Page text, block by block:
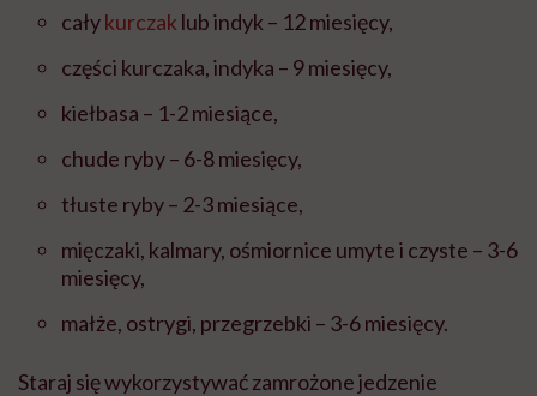
całykurczak lub indyk – 12 miesięcy,
części kurczaka, indyka – 9 miesięcy,
kiełbasa – 1-2 miesiące,
chude ryby – 6-8 miesięcy,
tłuste ryby – 2-3 miesiące,
mięczaki, kalmary, ośmiornice umyte i czyste – 3-6
miesięcy,
małże, ostrygi, przegrzebki – 3-6 miesięcy.
Staraj się wykorzystywać zamrożone jedzenie